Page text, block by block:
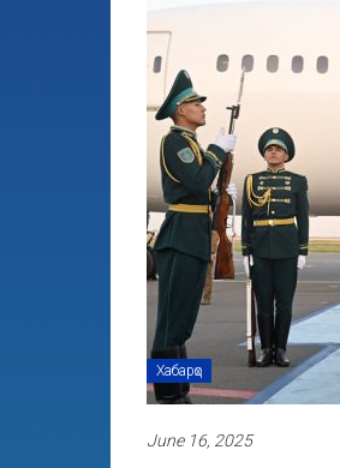
Хабарҳо
June 16, 2025